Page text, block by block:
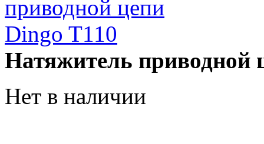
Натяжитель приводной
Нет в наличии